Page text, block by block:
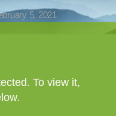
5, 2021
To view it,